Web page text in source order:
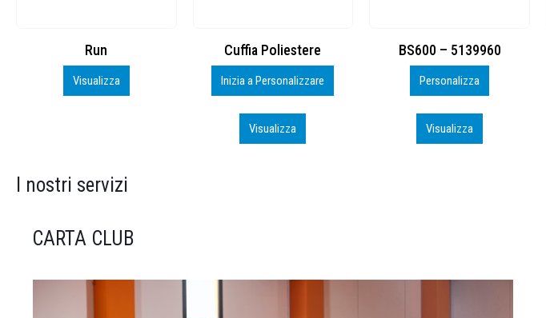
Cuffia Poliestere
Inizia a Personalizzare
BS600 – 5139960
Personalizza
Visualizza
Toppe ricamate in HD
Personalizza
Visualizza
I nostri servizi
CARTA CLUB